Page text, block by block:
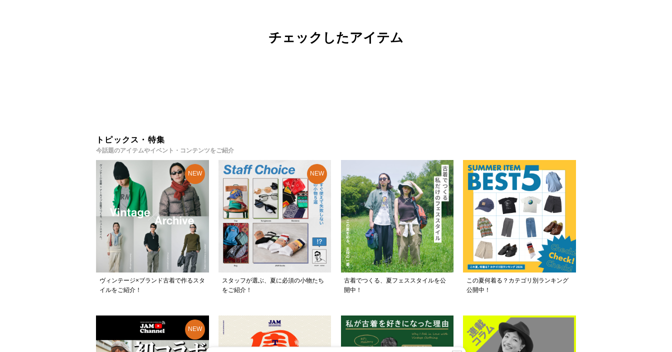
チェックしたアイテム
トピックス・特集
今話題のアイテムやイベント・コンテンツをご紹介
ヴィンテージ×ブランド古着で作るスタ
イルをご紹介！
スタッフが選ぶ、夏に必須の小物たち
をご紹介！
古着でつくる、夏フェススタイルを公
開中！
この夏何着る？カテゴリ別ランキング
公開中！